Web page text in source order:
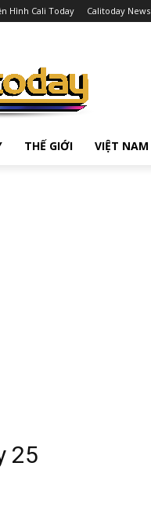
Hình Cali Today Calitoday News
THẾ GIỚI VIỆT NAM
25